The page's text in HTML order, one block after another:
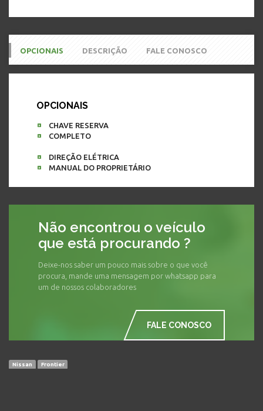
OPCIONAIS DESCRIÇÃO FALE CONOSCO
OPCIONAIS
CHAVE RESERVA
COMPLETO
DIREÇÃO ELÉTRICA
MANUAL DO PROPRIETÁRIO
Não encontrou o veículo
que está procurando ?
Deixe-nos saber um pouco mais sobre o que você
procura, mande uma mensagem por whatsapp para
um de nossos colaboradores
FALE CONOSCO
Nissan Frontier